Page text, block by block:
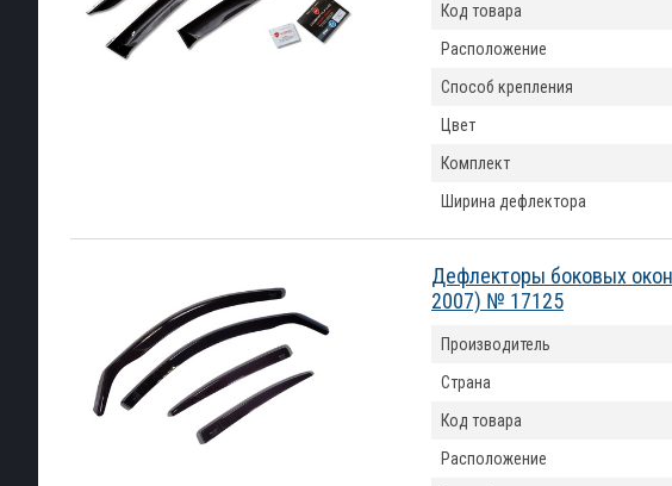
Код товара
Расположение
Способ крепления
Цвет
Комплект
Ширина дефлектора
Дефлекторы боковых
2007) № 17125
Производитель
Страна
Код товара
Расположение